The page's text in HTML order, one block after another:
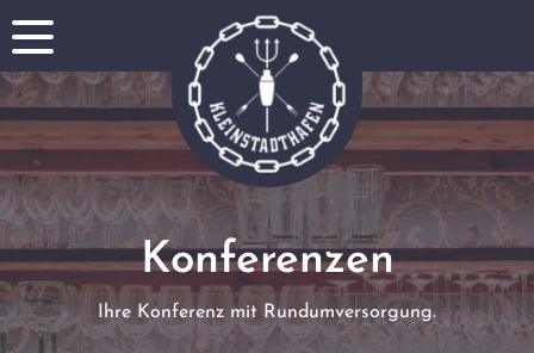
Konferenzen
Ihre Konferenz mit Rundumversorgung.